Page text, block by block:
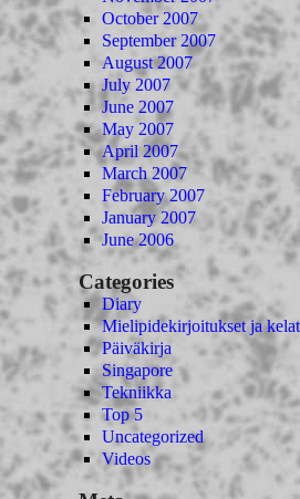
October 2007
September 2007
August 2007
July 2007
June 2007
May 2007
April 2007
March 2007
February 2007
January 2007
June 2006
Categories
Diary
Mielipidekirjoitukset ja kelat
Päiväkirja
Singapore
Tekniikka
Top 5
Uncategorized
Videos